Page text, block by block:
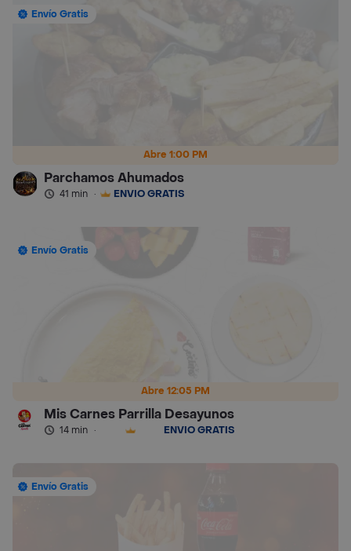
Abre 1:00 PM
Envío Gratis
Parchamos Ahumados
41 min · ENVÍO GRATIS
Abre 12:05 PM
Envío Gratis
Mis Carnes Parrilla Desayunos
14 min · ENVÍO GRATIS
Envío Gratis